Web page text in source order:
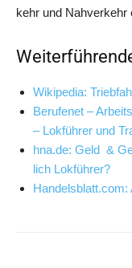
kehr und Nah­ver­kehr
Wiki­pe­dia:
Beru­fe­net –
– Lok­füh­rer und
hna.de: Geld &
lich Lokführer?
Handelsblatt.com: